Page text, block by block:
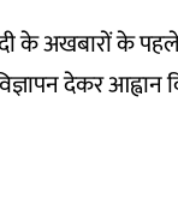
के अखबारों के पहले
देकर आह्वान